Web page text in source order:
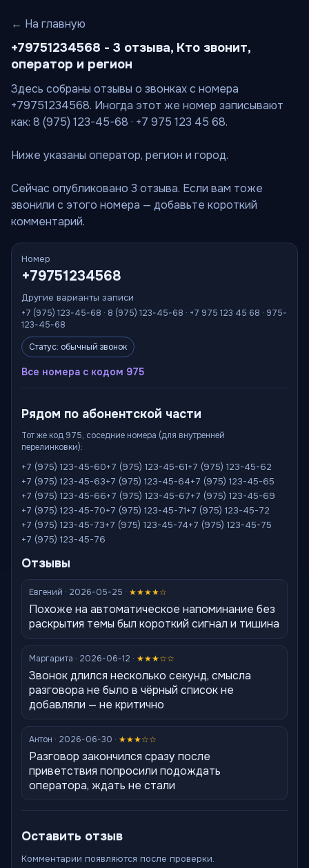
← На главную
+79751234568 - 3 отзыва, Кто звонит,
оператор и регион
Здесь собраны отзывы о звонках с номера
+79751234568. Иногда этот же номер записывают
как: 8 (975) 123-45-68 · +7 975 123 45 68.
Ниже указаны оператор, регион и город.
Сейчас опубликовано 3 отзыва. Если вам тоже
звонили с этого номера — добавьте короткий
комментарий.
Номер
+79751234568
Другие варианты записи
+7 (975) 123-45-68 · 8 (975) 123-45-68 · +7 975 123 45 68 · 975-
123-45-68
Статус: обычный звонок
Все номера с кодом 975
Рядом по абонентской части
Тот же код 975, соседние номера (для внутренней
перелинковки):
+7 (975) 123-45-60+7 (975) 123-45-61+7 (975) 123-45-62
+7 (975) 123-45-63+7 (975) 123-45-64+7 (975) 123-45-65
+7 (975) 123-45-66+7 (975) 123-45-67+7 (975) 123-45-69
+7 (975) 123-45-70+7 (975) 123-45-71+7 (975) 123-45-72
+7 (975) 123-45-73+7 (975) 123-45-74+7 (975) 123-45-75
+7 (975) 123-45-76
Отзывы
Евгений · 2026-05-25 · ★★★★☆
Похоже на автоматическое напоминание без
раскрытия темы был короткий сигнал и тишина
Маргарита · 2026-06-12 · ★★★☆☆
Звонок длился несколько секунд, смысла
разговора не было в чёрный список не
добавляли — не критично
Антон · 2026-06-30 · ★★★☆☆
Разговор закончился сразу после
приветствия попросили подождать
оператора, ждать не стали
Оставить отзыв
Комментарии появляются после проверки.